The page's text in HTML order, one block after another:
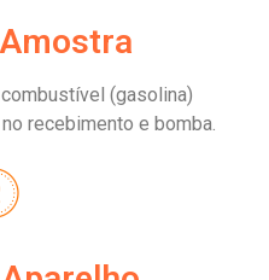
(gasolina)
recebimento e bomba.